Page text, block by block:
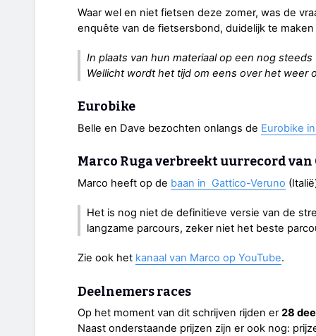
Waar wel en niet fietsen deze zomer, was de
enquête van de fietsersbond, duidelijk te
In plaats van hun materiaal op een nog
Wellicht wordt het tijd om eens over het weer
Eurobike
Belle en Dave bezochten onlangs de Eurobike
Marco Ruga verbreekt uurrecord van
Marco heeft op de baan in Gattico-Veruno
Het is nog niet de definitieve versie van de
langzame parcours, zeker niet het beste
Zie ook het kanaal van Marco op YouTube.
Deelnemers races
Op het moment van dit schrijven rijden er28
Naast onderstaande prijzen zijn er ook nog: